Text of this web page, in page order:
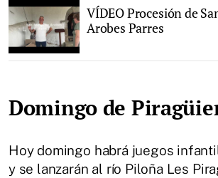
VÍDEO Procesión de
Arobes Parres
Domingo de
Hoy domingo habrá juegos
y se lanzarán al río Piloña Les